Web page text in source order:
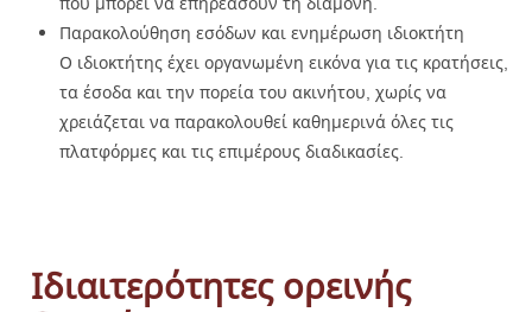
Παρακολούθηση εσόδων και ενημέρωση ιδιοκτήτη
Ο ιδιοκτήτης έχει οργανωμένη εικόνα για τις κρατήσεις,
τα έσοδα και την πορεία του ακινήτου, χωρίς να
χρειάζεται να παρακολουθεί καθημερινά όλες τις
πλατφόρμες και τις επιμέρους διαδικασίες.
Ιδιαιτερότητες ορεινής